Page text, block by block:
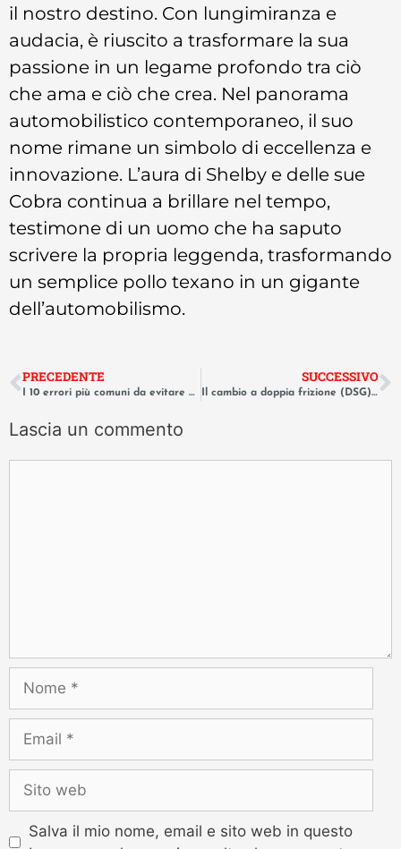
il nostro destino. Con lungimiranza e
audacia, è riuscito a trasformare la sua
passione in un legame profondo tra ciò
che ama e ciò che crea. Nel panorama
automobilistico contemporaneo, il suo
nome rimane un simbolo di eccellenza e
innovazione. L’aura di Shelby e delle sue
Cobra continua a brillare nel tempo,
testimone di un uomo che ha saputo
scrivere la propria leggenda, trasformando
un semplice pollo texano in un gigante
dell’automobilismo.
PRECEDENTE
I 10 errori più comuni da evitare quando si lava l’auto a mano.
SUCCESSIVO
Il cambio a doppia frizione (DSG): vantaggi, limiti e manutenzione.
Lascia un commento
Salva il mio nome, email e sito web in questo